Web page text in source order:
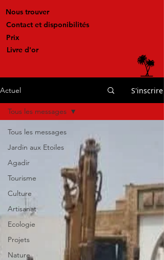
Nous trouver
Contact et disponibilités
Prix
Livre d'or
Actuel S'inscrire
Tous les messages
Jardin aux Etoiles
Agadir
Tourisme
Culture
Artisanat
Ecologie
Projets
Nature
Tous les messages